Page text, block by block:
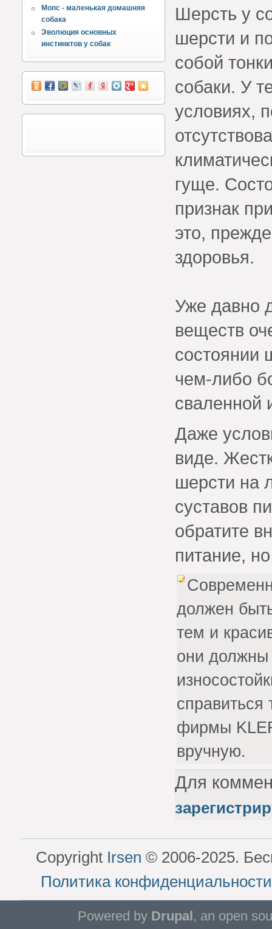
Мопс - маленькая домашняя
собака
Эволюция основных
инстинктов у собак
Шерсть у
шерсти и
собой
собаки. У
условиях,
гуще.
признак
это,
здоровья.
Уже давно
веществ
состоянии
чем-либо
сваленной
Даже
виде.
шерсти на
суставов
обратите
питание,
должен
тем и
они должны
справиться
фирмы
вручную.
Для
Copyright Irsen © 2006-2025.
Политика
Powered by Drupal, an open